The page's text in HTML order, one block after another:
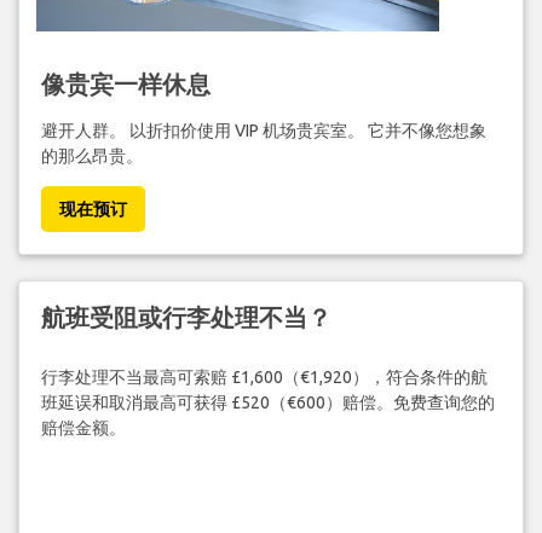
像贵宾一样休息
避开人群。 以折扣价使用 VIP 机场贵宾室。 它并不像您想象
的那么昂贵。
现在预订
航班受阻或行李处理不当？
行李处理不当最高可索赔 £1,600（€1,920），符合条件的航
班延误和取消最高可获得 £520（€600）赔偿。免费查询您的
赔偿金额。